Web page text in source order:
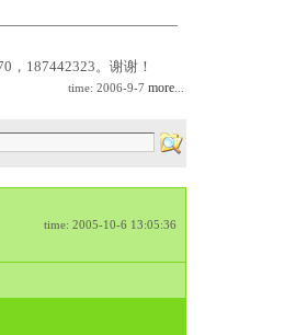
，187442323。谢谢！
time: 2006-9-7 more...
time: 2005-10-6 13:05:36